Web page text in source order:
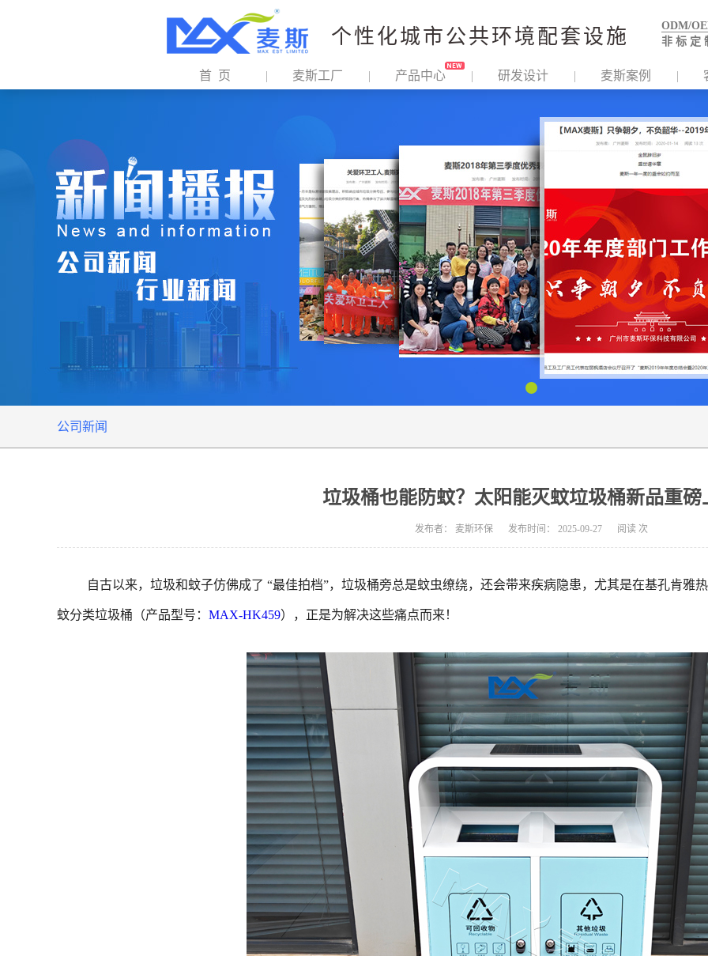
个性化城市公共环境配套设施
ODM/
非 标 定
首 页 麦斯工厂 产品中心 研发设计 麦斯案例
公司新闻
垃圾桶也能防蚊？太阳能灭蚊垃圾桶新品重磅
发布者： 麦斯环保 发布时间： 2025-09-27 阅读 次
自古以来，垃圾和蚊子仿佛成了 “最佳拍档”，垃圾桶旁总是蚊虫缭绕，还会带来疾病隐患，尤其是在基孔肯雅
蚊分类垃圾桶（产品型号： MAX-HK459），正是为解决这些痛点而来！